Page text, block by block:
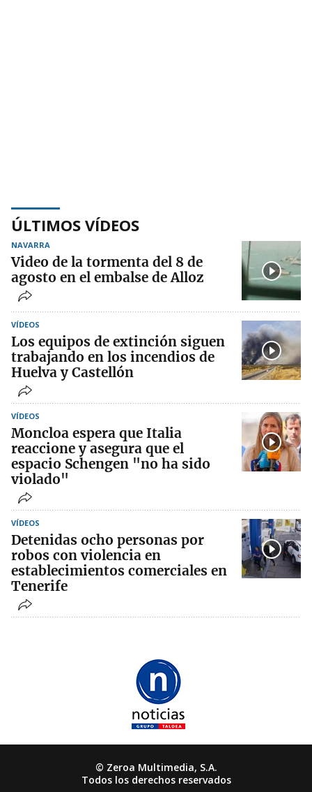
ÚLTIMOS VÍDEOS
NAVARRA
Video de la tormenta del 8 de
agosto en el embalse de Alloz
VÍDEOS
Los equipos de extinción siguen
trabajando en los incendios de
Huelva y Castellón
VÍDEOS
Moncloa espera que Italia
reaccione y asegura que el
espacio Schengen "no ha sido
violado"
VÍDEOS
Detenidas ocho personas por
robos con violencia en
establecimientos comerciales en
Tenerife
© Zeroa Multimedia, S.A.
Todos los derechos reservados